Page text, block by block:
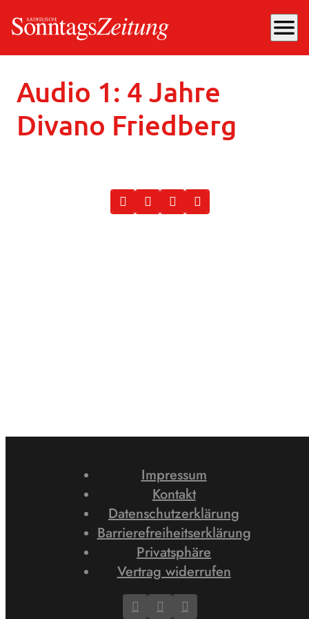
menu
Donnerstag, 16.11.2023, 10:56 Uhr
Audio 1: 4 Jahre
Divano Friedberg
Impressum
Kontakt
Datenschutzerklärung
Barrierefreiheitserklärung
Privatsphäre
Vertrag widerrufen